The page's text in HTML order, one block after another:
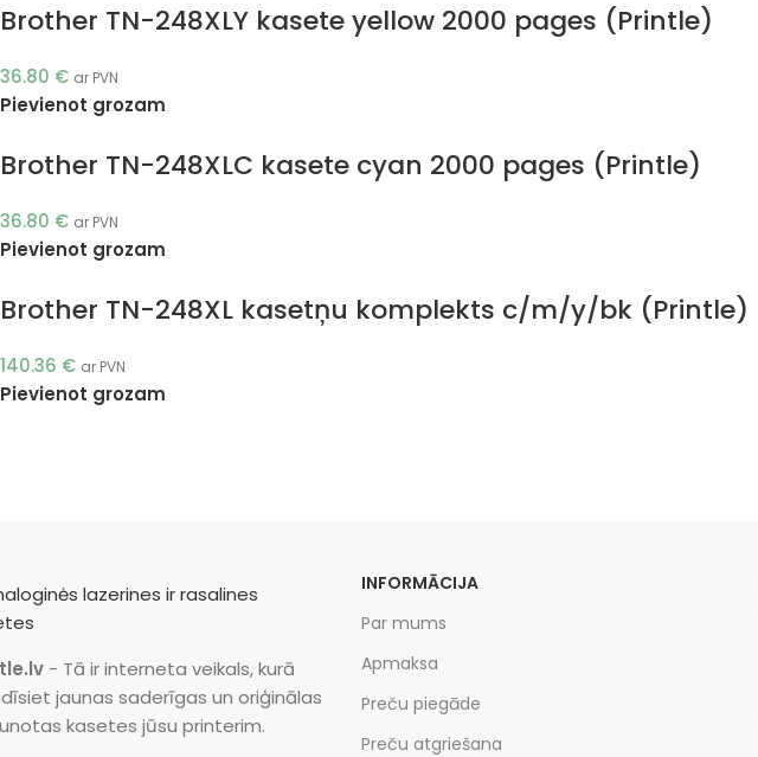
Brother TN-248XLY kasete yellow 2000 pages (Printle)
36.80 € ar PVN
Pievienot grozam
Brother TN-248XLC kasete cyan 2000 pages (Printle)
36.80 € ar PVN
Pievienot grozam
Brother TN-248XL kasetņu komplekts c/m/y/bk (Printle)
140.36 € ar PVN
Pievienot grozam
- Tā ir interneta veikals, kurā
jaunas saderīgas un oriģinālas
kasetes jūsu printerim.
INFORMĀCIJA
Par mums
Apmaksa
Preču piegāde
Preču atgriešana